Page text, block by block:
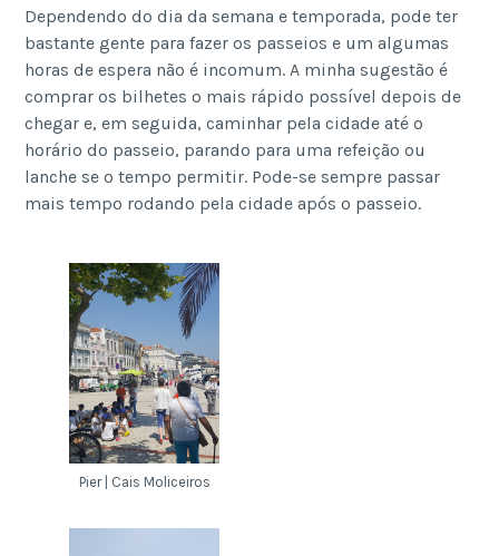
Dependendo do dia da semana e temporada, pode ter
bastante gente para fazer os passeios e um algumas
horas de espera não é incomum. A minha sugestão é
comprar os bilhetes o mais rápido possível depois de
chegar e, em seguida, caminhar pela cidade até o
horário do passeio, parando para uma refeição ou
lanche se o tempo permitir. Pode-se sempre passar
mais tempo rodando pela cidade após o passeio.
Pier | Cais Moliceiros